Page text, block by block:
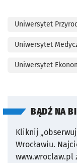
Uniwersytet
Uniwersytet
Uniwersytet
BĄDŹ NA
Kliknij
Wrocławiu.
www.wroclaw.pl